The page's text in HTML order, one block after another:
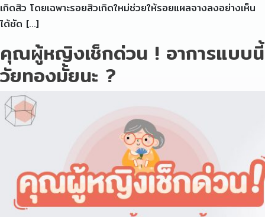
เกิดสิว โดยเฉพาะรอยสิวเกิดใหม่ช่วยให้รอยแผลจางลงอย่างเห็น
ได้ชัด […]
คุณผู้หญิงเช็กด่วน ! อาการแบบนี้
วัยทองมั้ยนะ ?